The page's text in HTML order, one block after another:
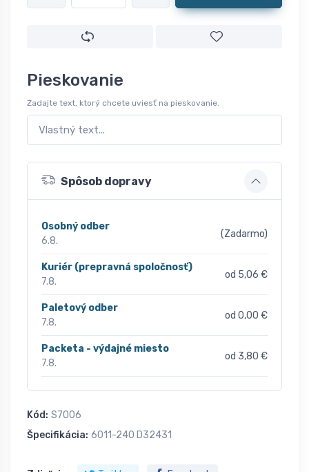
Pieskovanie
Zadajte text, ktorý chcete uviesť na pieskovanie.
Spôsob dopravy
Osobný odber
6.8.
(Zadarmo)
Kuriér (prepravná spoločnosť)
7.8.
od 5,06 €
Paletový odber
7.8.
od 0,00 €
Packeta - výdajné miesto
7.8.
od 3,80 €
Kód: S7006
Špecifikácia: 6011-240 D32431